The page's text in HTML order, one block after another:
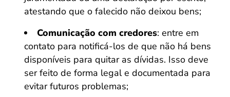
atestando que o falecido não deixou bens;
Comunicação com credores: entre em
contato para notificá-los de que não há bens
disponíveis para quitar as dívidas. Isso deve
ser feito de forma legal e documentada para
evitar futuros problemas;